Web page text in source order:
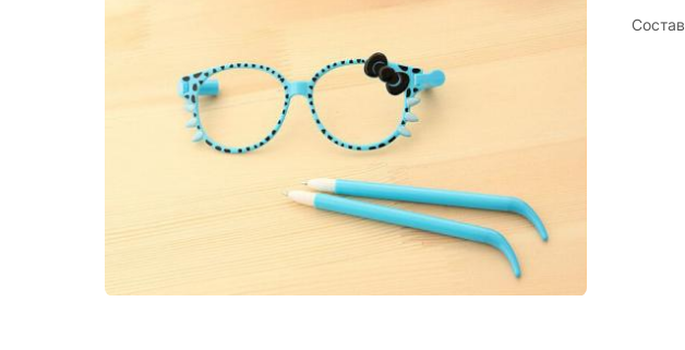
Состав